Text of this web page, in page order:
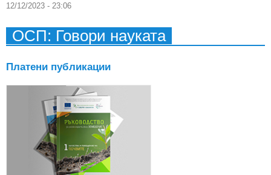
12/12/2023 - 23:06
ОСП: Говори науката
Платени публикации